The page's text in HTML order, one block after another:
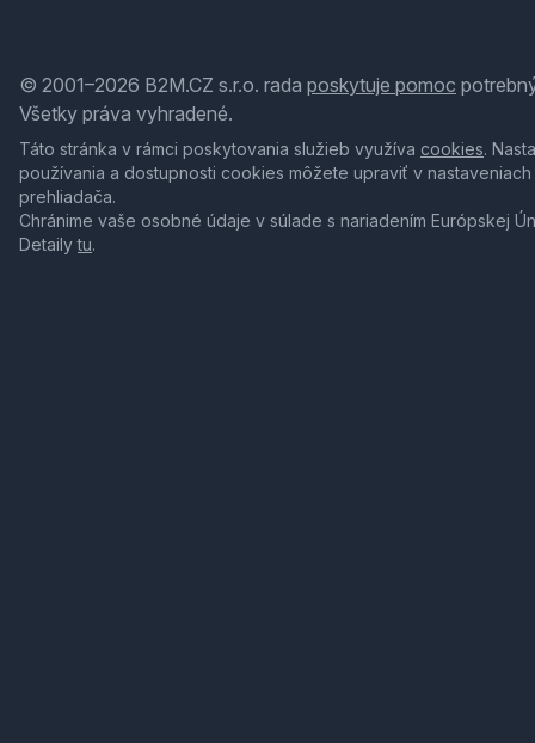
© 2001–2026 B2M.CZ s.r.o. rada poskytuje pomoc
Všetky práva vyhradené.
Táto stránka v rámci poskytovania služieb využíva cookies.
používania a dostupnosti cookies môžete upraviť v nastaveniach
prehliadača.
Chránime vaše osobné údaje v súlade s nariadením Európskej
Detailytu.